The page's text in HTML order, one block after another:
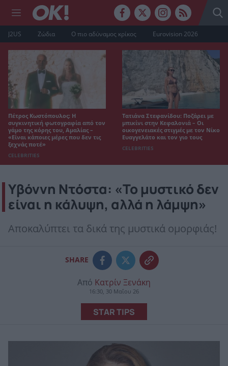
J2US Ζώδια Ο πιο αδύναμος κρίκος Eurovision 2026
Πέτρος Κωστόπουλος: Η
συγκινητική φωτογραφία από τον
γάμο της κόρης του, Αμαλίας –
«Είναι κάποιες μέρες που δεν τις
ξεχνάς ποτέ»
CELEBRITIES
Τατιάνα Στεφανίδου: Ποζάρει με
μπικίνι στην Κεφαλονιά – Οι
οικογενειακές στιγμές με τον Νίκο
Ευαγγελάτο και τον γιο τους
CELEBRITIES
Υβόννη Ντόστα: «Το μυστικό δεν
είναι η κάλυψη, αλλά η λάμψη»
Αποκαλύπτει τα δικά της μυστικά ομορφιάς!
SHARE
Από Κατρίν Ξενάκη
16:30, 30 Μαΐου 26
STAR TIPS